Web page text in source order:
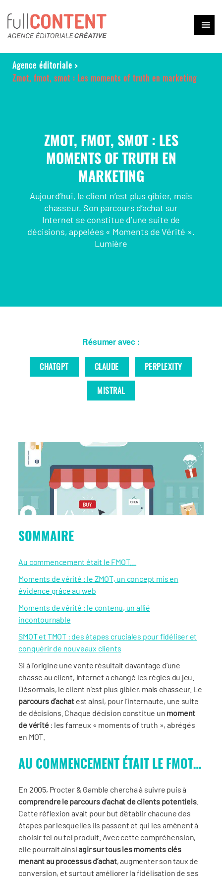
Agence éditoriale >
Zmot, fmot, smot : Les moments of truth en marketing
ZMOT, FMOT, SMOT : LES
MOMENTS OF TRUTH EN
MARKETING
Aujourd’hui, le client n’est plus gibier, mais
chasseur. Son parcours d’achat sur
Internet se constitue d’une suite de
décisions, appelées « Moments de Vérité ».
Lumière
Résumer avec :
CHATGPT CLAUDE
PERPLEXITY
MISTRAL
SOMMAIRE
Au commencement était le FMOT…
Moments de vérité : le ZMOT, un concept mis en
évidence grâce au web
Moments de vérité : le contenu, un allié
incontournable
SMOT et TMOT : des étapes cruciales pour fidéliser et
conquérir de nouveaux clients
Si à l’origine une vente résultait davantage d’une
chasse au client, Internet a changé les règles du jeu.
Désormais, le client n’est plus gibier, mais chasseur. Le
parcours d’achat est ainsi, pour l’internaute, une suite
de décisions. Chaque décision constitue un moment
de vérité: les fameux « moments of truth », abrégés
en MOT.
AU COMMENCEMENT ÉTAIT LE FMOT…
En 2005, Procter & Gamble chercha à suivre puis à
comprendre le parcours d’achat de clients potentiels.
Cette réflexion avait pour but d’établir chacune des
étapes par lesquelles ils passent et qui les amènent à
choisir tel ou tel produit. Avec cette compréhension,
elle pourrait ainsiagir sur tous les moments clés
menant au processus d’achat, augmenter son taux de
conversion, et surtout améliorer la fidélisation de ses